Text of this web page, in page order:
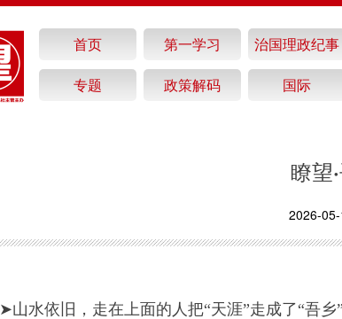
首页 第一学习 治国理政纪事
专题
政策解码 国际
瞭望
2026-
➤山水依旧，走在上面的人把“天涯”走成了“吾